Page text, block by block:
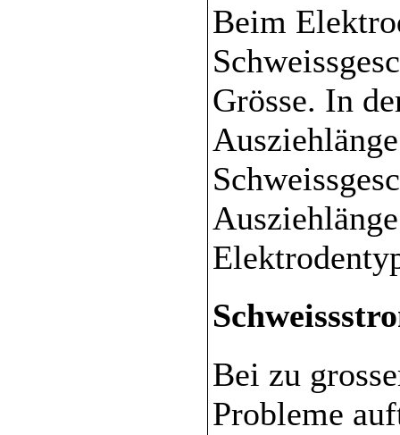
Beim
Grösse. In
Bei zu
Probleme